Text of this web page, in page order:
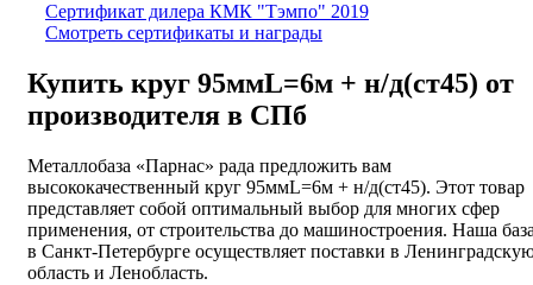
Сертификат дилера КМК "Тэмпо" 2019
Смотреть сертификаты и награды
Купить круг 95ммL=6м + н/д(ст45) от
производителя в СПб
Металлобаза «Парнас» рада предложить вам
высококачественный круг 95ммL=6м + н/д(ст45). Этот товар
представляет собой оптимальный выбор для многих сфер
применения, от строительства до машиностроения. Наша
в Санкт-Петербурге осуществляет поставки в
область и Ленобласть.